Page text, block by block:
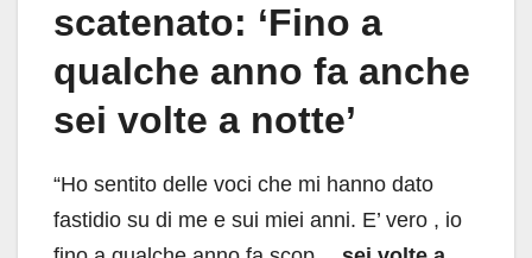
scatenato: ‘Fino a
qualche anno fa anche
sei volte a notte’
“Ho sentito delle voci che mi hanno dato
fastidio su di me e sui miei anni. E’ vero , io